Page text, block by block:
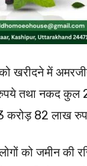
को खरीदने में
रुपये तथा नकद
करोड़ 82 लाख
लोगों को जमीन